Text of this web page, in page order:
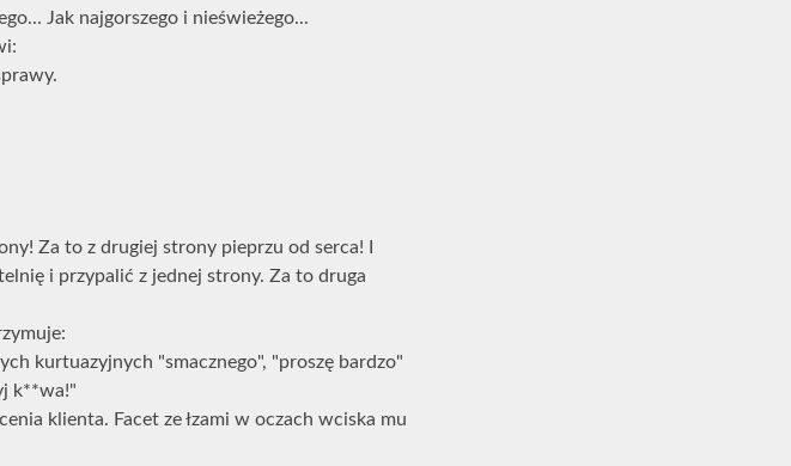
Jak najgorszego i nieświeżego...
Za to z drugiej strony pieprzu od serca! I
i przypalić z jednej strony. Za to druga
kurtuazyjnych "smacznego", "proszę bardzo"
k**wa!"
klienta. Facet ze łzami w oczach wciska mu